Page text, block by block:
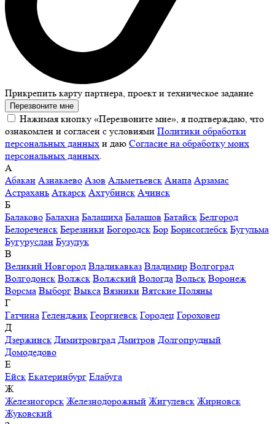
Прикрепить карту партнера, проект и техническое задание
Перезвоните мне
Нажимая кнопку «Перезвоните мне», я подтверждаю, что
ознакомлен и согласен с условиями Политики обработки
персональных данных и даю Согласие на обработку моих
персональных данных.
А
Абакан Азнакаево Азов Альметьевск Анапа Арзамас
Астрахань Аткарск Ахтубинск Ачинск
Б
Балаково Балахна Балашиха Балашов Батайск Белгород
Белореченск Березники Богородск Бор Борисоглебск Бугульма
Бугуруслан Бузулук
В
Великий Новгород Владикавказ Владимир Волгоград
Волгодонск Волжск Волжский Вологда Вольск Воронеж
Ворсма Выборг Выкса Вязники Вятские Поляны
Г
Гатчина Геленджик Георгиевск Городец Гороховец
Д
Дзержинск Димитровград Дмитров Долгопрудный
Домодедово
Е
Ейск Екатеринбург Елабуга
Ж
Железногорск Железнодорожный Жигулевск Жирновск
Жуковский